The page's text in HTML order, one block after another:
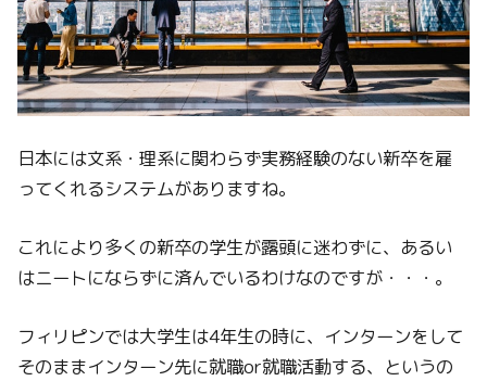
日本には文系・理系に関わらず実務経験のない新卒を雇
ってくれるシステムがありますね。
これにより多くの新卒の学生が露頭に迷わずに、あるい
はニートにならずに済んでいるわけなのですが・・・。
フィリピンでは大学生は4年生の時に、インターンをして
そのままインターン先に就職or就職活動する、というの